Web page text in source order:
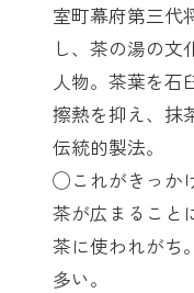
室町幕府第三代
し、茶の湯の文
人物。茶葉を石
擦熱を抑え、抹
伝統的製法。
◯これがきっか
茶が広まること
茶に使われがち
多い。